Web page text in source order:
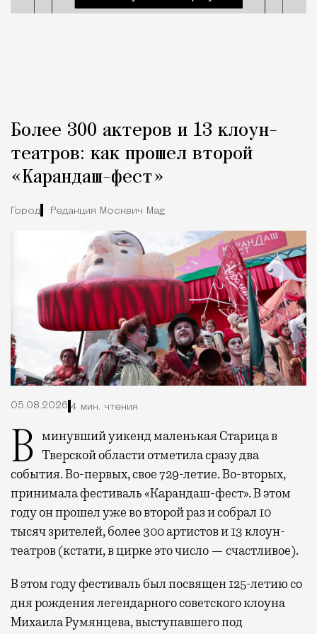
Более 300 актеров и 13 клоун-
театров: как прошел второй
«Карандаш-фест»
Город Редакция Москвич Mag
05.08.2026 4 мин. чтения
В минувший уикенд маленькая Старица в Тверской области отметила сразу два
события. Во-первых, свое 729-летие. Во-вторых,
принимала фестиваль «Карандаш-фест». В этом
году он прошел уже во второй раз и собрал 10
тысяч зрителей, более 300 артистов и 13 клоун-
театров (кстати, в цирке это число — счастливое).
В этом году фестиваль был посвящен 125-летию со
дня рождения легендарного советского клоуна
Михаила Румянцева, выступавшего под